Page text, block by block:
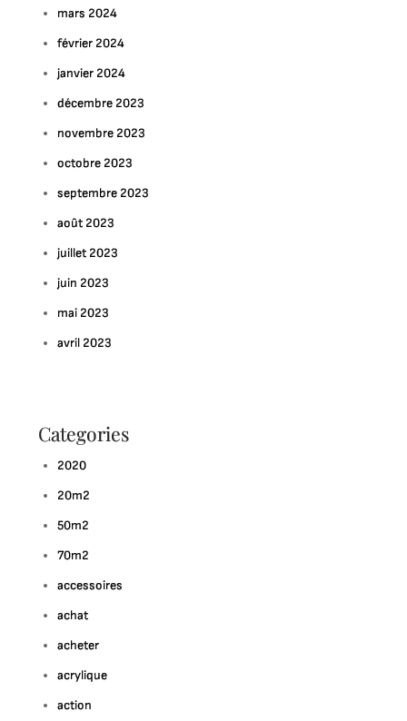
mars 2024
février 2024
janvier 2024
décembre 2023
novembre 2023
octobre 2023
septembre 2023
août 2023
juillet 2023
juin 2023
mai 2023
avril 2023
Categories
2020
20m2
50m2
70m2
accessoires
achat
acheter
acrylique
action